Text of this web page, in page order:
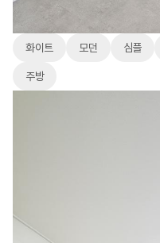
화이트 모던 심플
주방